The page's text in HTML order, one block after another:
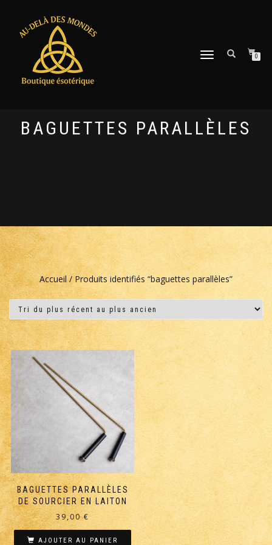
DÉPLIER
0
BAGUETTES PARALLÈLES
Accueil/ Produits identifiés “baguettes parallèles”
BAGUETTES PARALLÈLES
DE SOURCIER EN LAITON
39,00€
AJOUTER AU PANIER